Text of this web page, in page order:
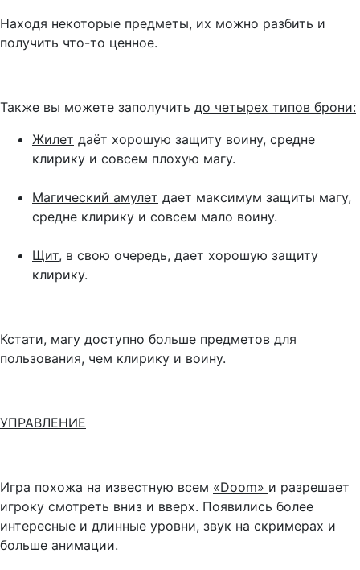
Находя некоторые предметы, их можно разбить и
получить что-то ценное.
Также вы можете заполучить до четырех типов брони:
Жилет даёт хорошую защиту воину, средне
клирику и совсем плохую магу.
Магический амулет дает максимум защиты магу,
средне клирику и совсем мало воину.
Щит, в свою очередь, дает хорошую защиту
клирику.
Кстати, магу доступно больше предметов для
пользования, чем клирику и воину.
УПРАВЛЕНИЕ
Игра похожа на известную всем «Doom» и разрешает
игроку смотреть вниз и вверх. Появились более
интересные и длинные уровни, звук на скримерах и
больше анимации.